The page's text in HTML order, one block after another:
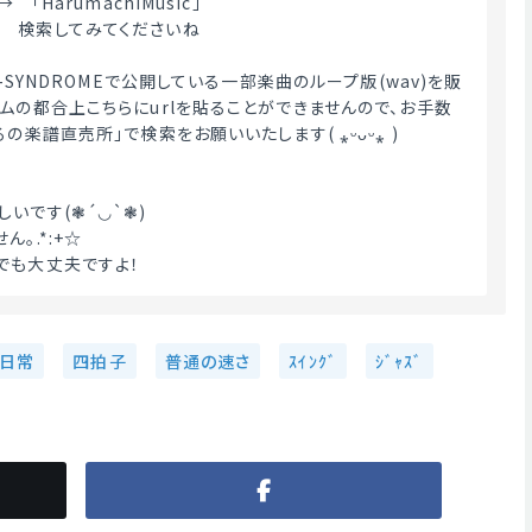
索してみてくださいね
SYNDROMEで公開している一部楽曲のループ版(wav)を販
ムの都合上こちらにurlを貼ることができませんので、お手数
楽譜直売所」で検索をお願いいたします( ⁎ᵕᴗᵕ⁎ )
いです(❃´◡`❃)
ん｡.*:+☆
大丈夫ですよ！
日常 四拍子 普通の速さ ｽｲﾝｸﾞ ｼﾞｬｽﾞ